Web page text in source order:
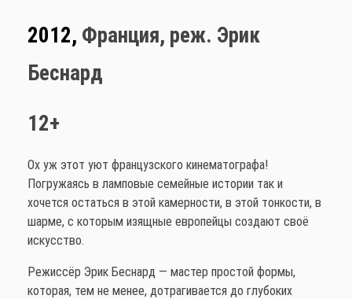
2012, Франция, реж. Эрик
Беснард
12+
Ох уж этот уют французского кинематографа!
Погружаясь в ламповые семейные истории так и
хочется остаться в этой камерности, в этой тонкости, в
шарме, с которым изящные европейцы создают своё
искусство.
Режиссёр Эрик Беснард — мастер простой формы,
которая, тем не менее, дотрагивается до глубоких